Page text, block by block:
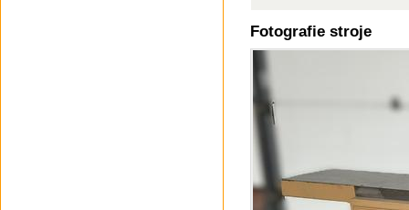
Fotografie stroje